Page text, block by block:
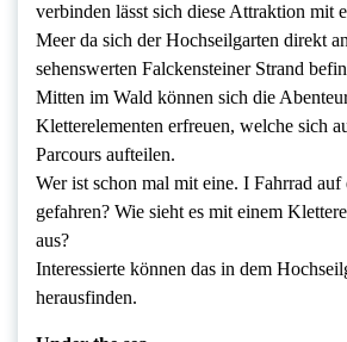
verbinden lässt sich diese Attraktion mit
Meer da sich der Hochseilgarten direkt
sehenswerten Falckensteiner Strand
Mitten im Wald können sich die
Kletterelementen erfreuen, welche sich
Parcours aufteilen.
Wer ist schon mal mit eine. I Fahrrad auf
gefahren? Wie sieht es mit einem
aus?
Interessierte können das in dem
herausfinden.